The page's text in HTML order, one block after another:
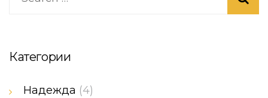
Категории
Надежда (4)